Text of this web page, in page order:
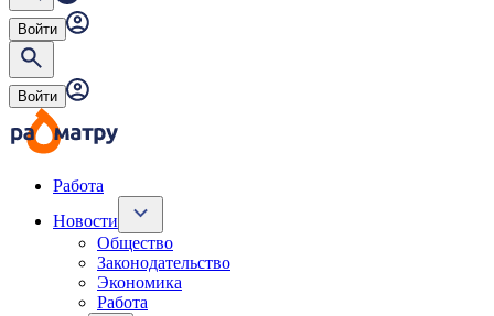
Войти
Войти
Работа
Новости
Общество
Законодательство
Экономика
Работа